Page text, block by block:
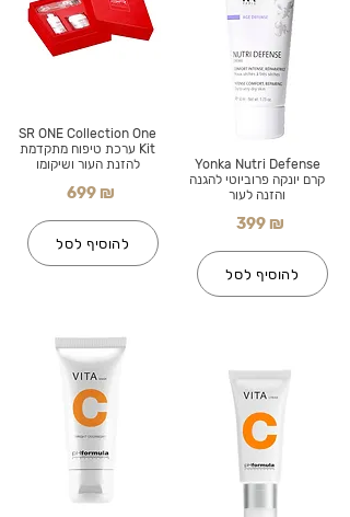
SR ONE Collection One
Kit ערכת טיפוח מתקדמת
להזנת העור ושיקומו
699 ₪
להוסיף לסל
Yonka Nutri Defense
קרם יונקה פרוביוטי להגנה
והזנה לעור
399 ₪
להוסיף לסל